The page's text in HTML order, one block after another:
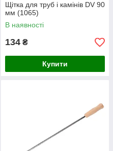
Щітка для труб і камінів DV 90
мм (1065)
В наявності
134 ₴
Купити